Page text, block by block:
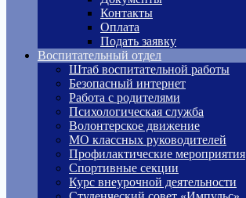
Контакты
Оплата
Подать заявку
Воспитательный отдел
Штаб воспитательной работы
Безопасный интернет
Работа с родителями
Психологическая служба
Волонтерское движение
МО классных руководителей
Профилактические мероприятия
Спортивные секции
Курс внеурочной деятельности